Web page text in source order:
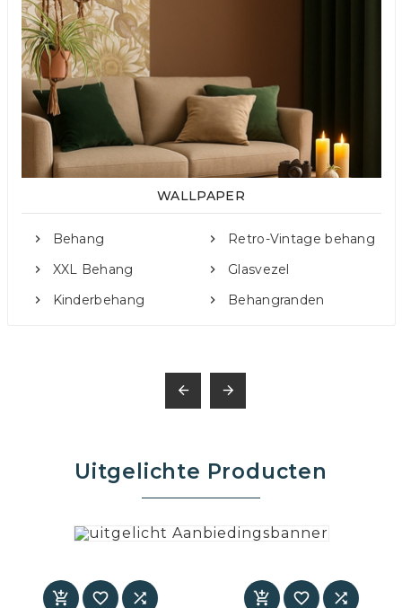
WALLPAPER
Behang
Retro-Vintage behang
XXL Behang
Glasvezel
Kinderbehang
Behangranden
 
Uitgelichte Producten
     